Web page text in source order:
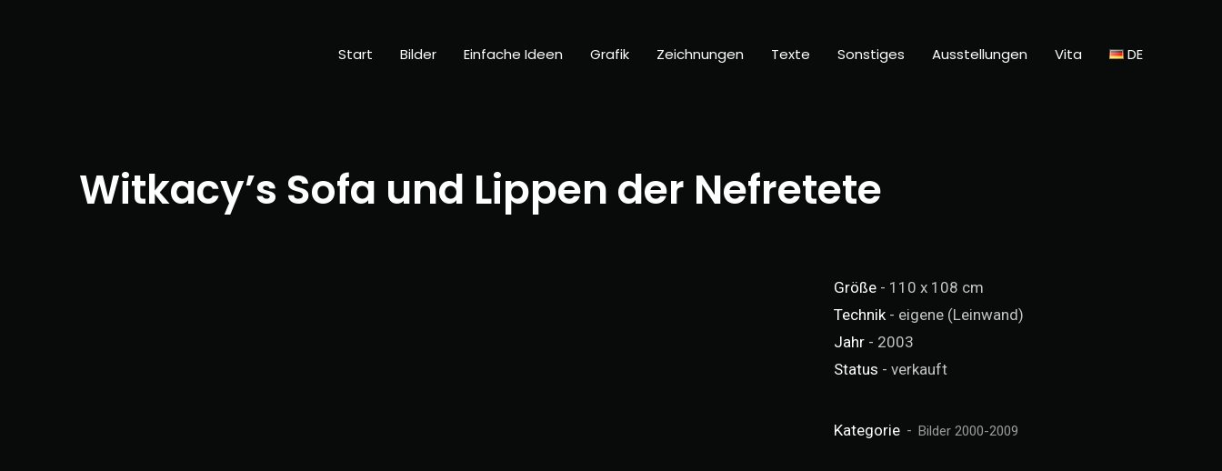
Start Bilder Einfache Ideen Grafik Zeichnungen Texte Sonstiges Ausstellungen Vita DE
Witkacy’s Sofa und Lippen der Nefretete
Größe - 110 x 108 cm
Technik- eigene (Leinwand)
Jahr - 2003
Status - verkauft
Kategorie Bilder 2000-2009